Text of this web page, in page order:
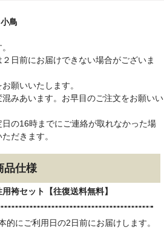
鳥
日前にお届けできない場合がございま
願いいたします。
みあいます。お早目のご注文をお願いい
の16時までにご連絡が取れなかった場
だきます。
品仕様
袴セット【往復送料無料】
的にご利用日の2日前にお届けします。